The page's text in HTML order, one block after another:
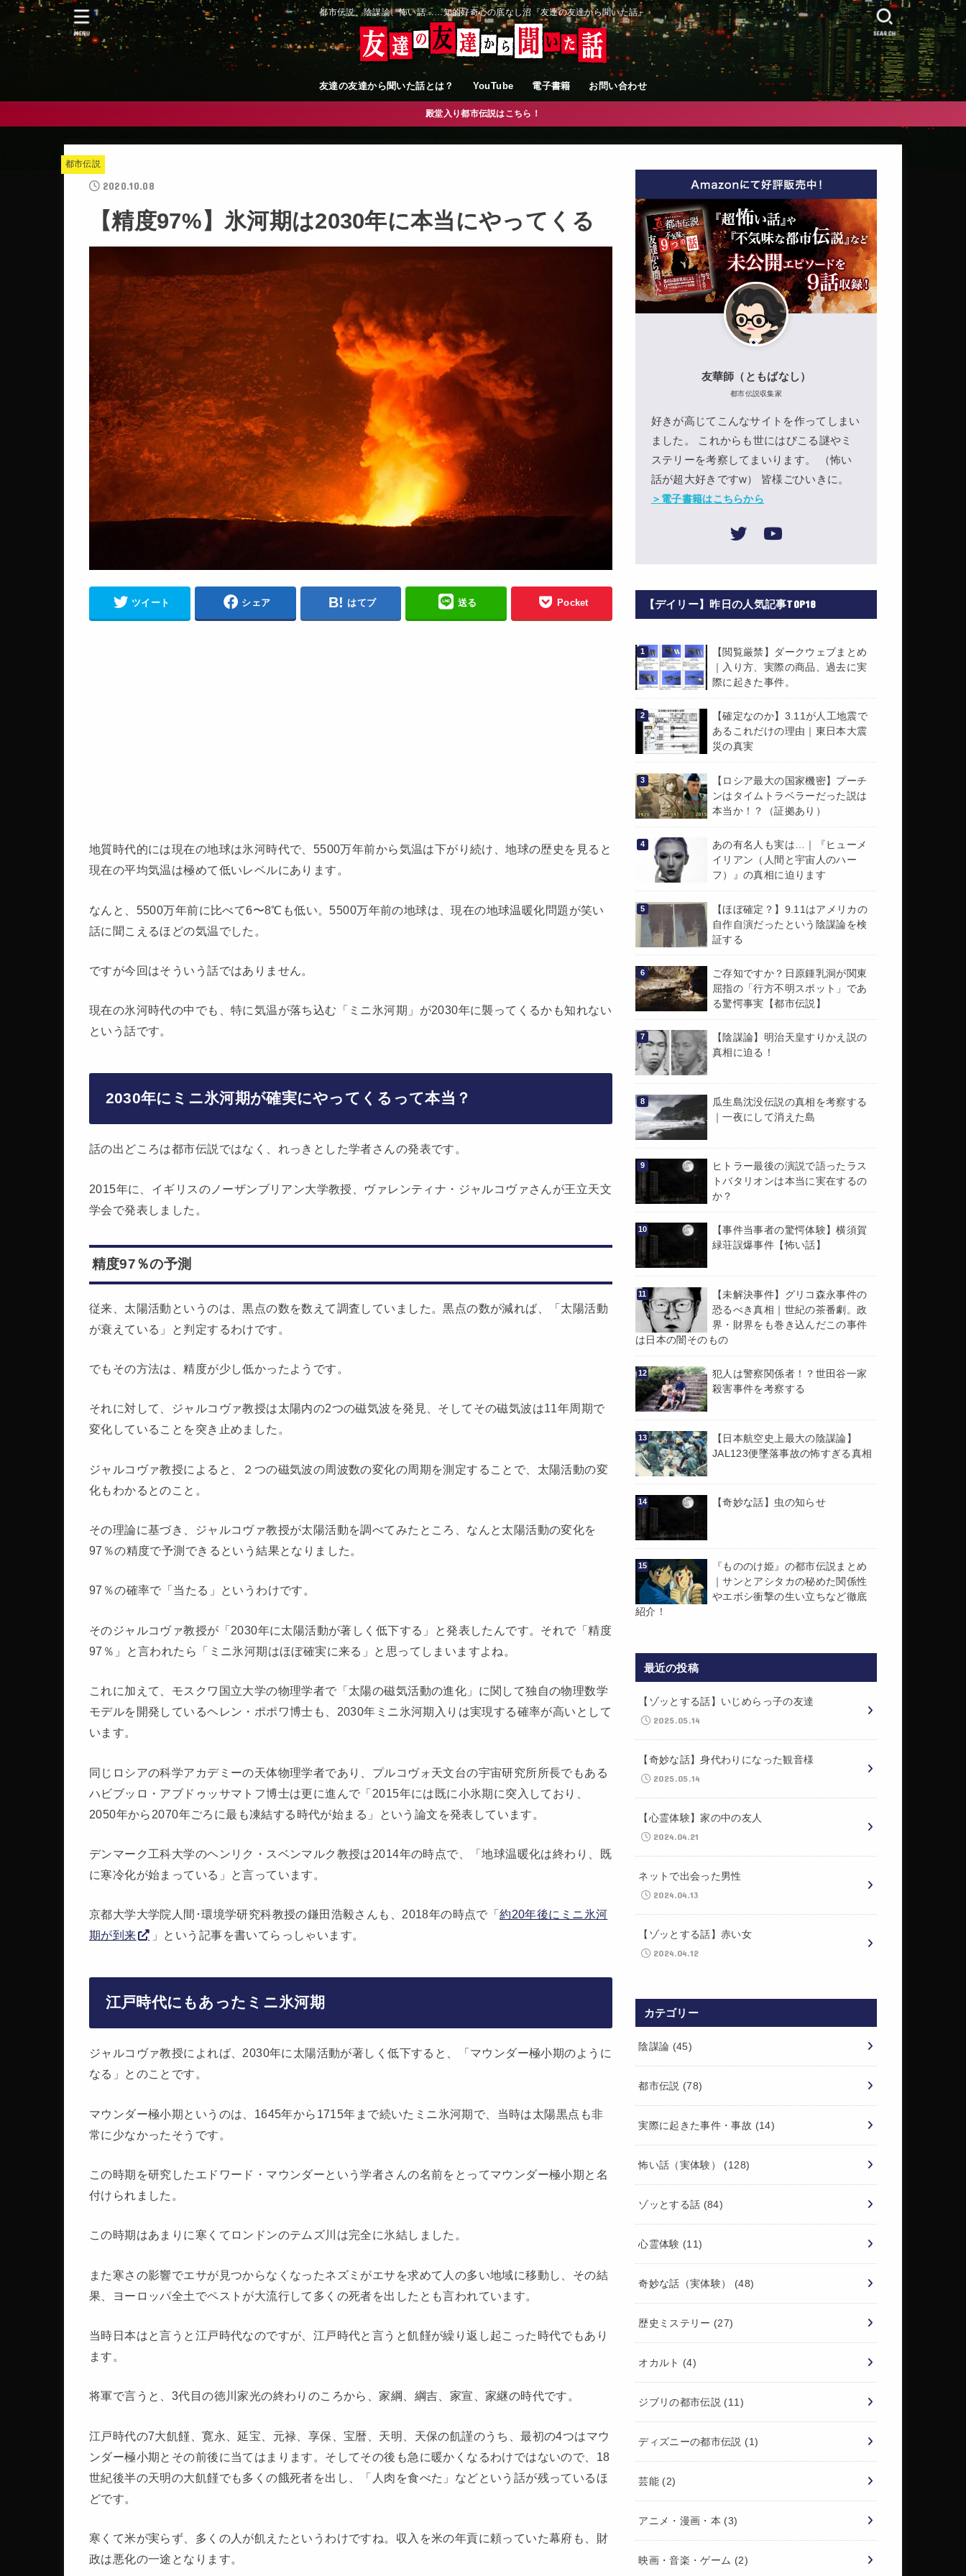
都市伝説、陰謀論、怖い話……知的好奇心の底なし沼『友達の友達から聞いた話』
友達の友達から聞いた話とは？ YouTube 電子書籍 お問い合わせ
SEARCH
MENU
殿堂入り都市伝説はこちら！
都市伝説
2020.10.08
【精度97%】氷河期は2030年に本当にやってくる
ツイート シェア はてブ 送る Pocket
地質時代的には現在の地球は氷河時代で、5500万年前から気温は下がり続け、地球の歴史を見ると
現在の平均気温は極めて低いレベルにあります。
なんと、5500万年前に比べて6〜8℃も低い。5500万年前の地球は、現在の地球温暖化問題が笑い
話に聞こえるほどの気温でした。
ですが今回はそういう話ではありません。
現在の氷河時代の中でも、特に気温が落ち込む「ミニ氷河期」が2030年に襲ってくるかも知れない
という話です。
2030年にミニ氷河期が確実にやってくるって本当？
話の出どころは都市伝説ではなく、れっきとした学者さんの発表です。
2015年に、イギリスのノーザンブリアン大学教授、ヴァレンティナ・ジャルコヴァさんが王立天文
学会で発表しました。
精度97％の予測
従来、太陽活動というのは、黒点の数を数えて調査していました。黒点の数が減れば、「太陽活動
が衰えている」と判定するわけです。
でもその方法は、精度が少し低かったようです。
それに対して、ジャルコヴァ教授は太陽内の2つの磁気波を発見、そしてその磁気波は11年周期で
変化していることを突き止めました。
ジャルコヴァ教授によると、２つの磁気波の周波数の変化の周期を測定することで、太陽活動の変
化もわかるとのこと。
その理論に基づき、ジャルコヴァ教授が太陽活動を調べてみたところ、なんと太陽活動の変化を
97％の精度で予測できるという結果となりました。
97％の確率で「当たる」というわけです。
そのジャルコヴァ教授が「2030年に太陽活動が著しく低下する」と発表したんです。それで「精度
97％」と言われたら「ミニ氷河期はほぼ確実に来る」と思ってしまいますよね。
これに加えて、モスクワ国立大学の物理学者で「太陽の磁気活動の進化」に関して独自の物理数学
モデルを開発しているヘレン・ポポワ博士も、2030年ミニ氷河期入りは実現する確率が高いとして
います。
同じロシアの科学アカデミーの天体物理学者であり、プルコヴォ天文台の宇宙研究所所長でもある
ハビブッロ・アブドゥッサマトフ博士は更に進んで「2015年には既に小氷期に突入しており、
2050年から2070年ごろに最も凍結する時代が始まる」という論文を発表しています。
デンマーク工科大学のヘンリク・スベンマルク教授は2014年の時点で、「地球温暖化は終わり、既
に寒冷化が始まっている」と言っています。
京都大学大学院人間･環境学研究科教授の鎌田浩毅さんも、2018年の時点で「約20年後にミニ氷河
期が到来
」という記事を書いてらっしゃいます。
江戸時代にもあったミニ氷河期
ジャルコヴァ教授によれば、2030年に太陽活動が著しく低下すると、「マウンダー極小期のように
なる」とのことです。
マウンダー極小期というのは、1645年から1715年まで続いたミニ氷河期で、当時は太陽黒点も非
常に少なかったそうです。
この時期を研究したエドワード・マウンダーという学者さんの名前をとってマウンダー極小期と名
付けられました。
この時期はあまりに寒くてロンドンのテムズ川は完全に氷結しました。
また寒さの影響でエサが見つからなくなったネズミがエサを求めて人の多い地域に移動し、その結
果、ヨーロッパ全土でペストが大流行して多くの死者を出したとも言われています。
当時日本はと言うと江戸時代なのですが、江戸時代と言うと飢饉が繰り返し起こった時代でもあり
ます。
将軍で言うと、3代目の徳川家光の終わりのころから、家綱、綱吉、家宣、家継の時代です。
江戸時代の7大飢饉、寛永、延宝、元禄、享保、宝暦、天明、天保の飢謹のうち、最初の4つはマウ
ンダー極小期とその前後に当てはまります。そしてその後も急に暖かくなるわけではないので、18
世紀後半の天明の大飢饉でも多くの餓死者を出し、「人肉を食べた」などという話が残っているほ
どです。
寒くて米が実らず、多くの人が飢えたというわけですね。収入を米の年貢に頼っていた幕府も、財
政は悪化の一途となります。
友華師（ともばなし）
都市伝説収集家
好きが高じてこんなサイトを作ってしまい
ました。 これからも世にはびこる謎やミ
ステリーを考察してまいります。 （怖い
話が超大好きですw） 皆様ごひいきに。
＞電子書籍はこちらから
【デイリー】昨日の人気記事TOP18
【閲覧厳禁】ダークウェブまとめ
｜入り方、実際の商品、過去に実
際に起きた事件。
【確定なのか】3.11が人工地震で
あるこれだけの理由｜東日本大震
災の真実
【ロシア最大の国家機密】プーチ
ンはタイムトラベラーだった説は
本当か！？（証拠あり）
あの有名人も実は…｜『ヒューメ
イリアン（人間と宇宙人のハー
フ）』の真相に迫ります
【ほぼ確定？】9.11はアメリカの
自作自演だったという陰謀論を検
証する
ご存知ですか？日原鍾乳洞が関東
屈指の「行方不明スポット」であ
る驚愕事実【都市伝説】
【陰謀論】明治天皇すりかえ説の
真相に迫る！
瓜生島沈没伝説の真相を考察する
｜一夜にして消えた島
ヒトラー最後の演説で語ったラス
トバタリオンは本当に実在するの
か？
【事件当事者の驚愕体験】横須賀
緑荘誤爆事件【怖い話】
【未解決事件】グリコ森永事件の
恐るべき真相｜世紀の茶番劇。政
界・財界をも巻き込んだこの事件
は日本の闇そのもの
犯人は警察関係者！？世田谷一家
殺害事件を考察する
【日本航空史上最大の陰謀論】
JAL123便墜落事故の怖すぎる真相
【奇妙な話】虫の知らせ
『もののけ姫』の都市伝説まとめ
｜サンとアシタカの秘めた関係性
やエボシ衝撃の生い立ちなど徹底
紹介！
最近の投稿
【ゾッとする話】いじめらっ子の友達
2025.05.14
【奇妙な話】身代わりになった観音様
2025.05.14
【心霊体験】家の中の友人
2024.04.21
ネットで出会った男性
2024.04.13
【ゾッとする話】赤い女
2024.04.12
カテゴリー
陰謀論 (45)
都市伝説 (78)
実際に起きた事件・事故 (14)
怖い話（実体験） (128)
ゾッとする話 (84)
心霊体験 (11)
奇妙な話（実体験） (48)
歴史ミステリー (27)
オカルト (4)
ジブリの都市伝説 (11)
ディズニーの都市伝説 (1)
芸能 (2)
アニメ・漫画・本 (3)
映画・音楽・ゲーム (2)